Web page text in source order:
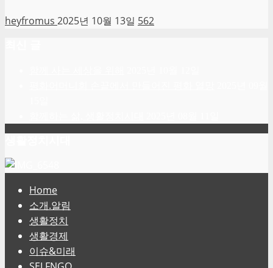
heyfromus 2025년 10월 13일 562
Home
소개.알림
생활정치
생활경제
이슈&미래